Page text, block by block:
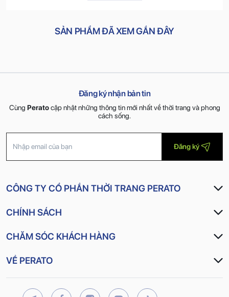
và thoát ẩm nhanh, lưu thông không khí, điều hòa thân nhiệt,
độ ẩm, mang lại cảm giác luôn khô thoáng và thoải mái nhất
cho bạn tự tin trong mọi sải bước
Sắm ngay tại
PERATO
SẢN PHẨM ĐÃ XEM GẦN ĐÂY
Đăng ký nhận bản tin
Cùng Peratocập nhật những thông tin mới nhất về thời trang và phong
cách sống.
Đăng ký
CÔNG TY CỔ PHẦN THỜI TRANG PERATO
CHÍNH SÁCH
CHĂM SÓC KHÁCH HÀNG
VỀ PERATO